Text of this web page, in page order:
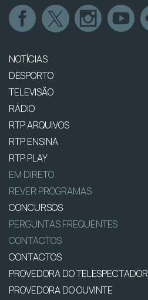
NOTÍCIAS
DESPORTO
TELEVISÃO
RÁDIO
RTP ARQUIVOS
RTP ENSINA
RTP PLAY
EM DIRETO
REVER PROGRAMAS
CONCURSOS
PERGUNTAS FREQUENTES
CONTACTOS
CONTACTOS
PROVEDORA DO TELESPECTADOR
PROVEDORA DO OUVINTE